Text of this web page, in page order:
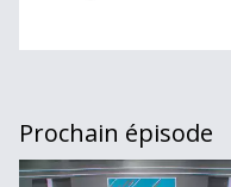
Prochain épisode
Apprentie patronne